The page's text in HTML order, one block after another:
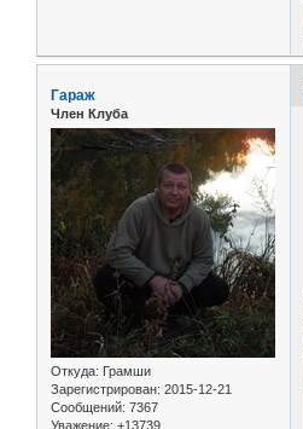
Гараж
Член Клуба
Откуда: Грамши
Зарегистрирован: 2015-12-21
Сообщений: 7367
Уважение: +13739